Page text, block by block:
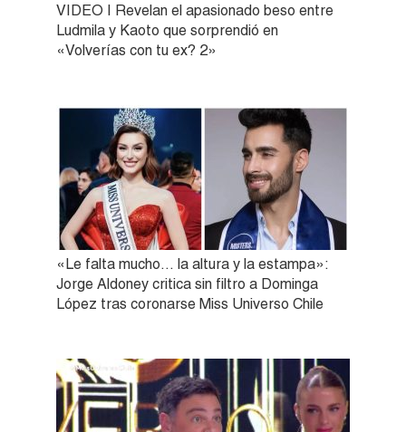
VIDEO | Revelan el apasionado beso entre
Ludmila y Kaoto que sorprendió en
«Volverías con tu ex? 2»
«Le falta mucho… la altura y la estampa»:
Jorge Aldoney critica sin filtro a Dominga
López tras coronarse Miss Universo Chile